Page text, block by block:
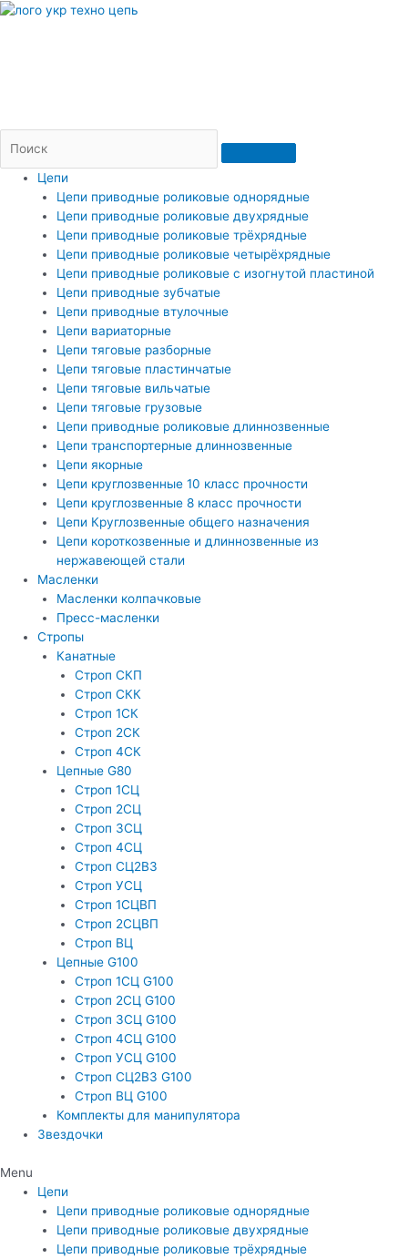
Перейти
Цепи
Цепи приводные роликовые однорядные
Цепи приводные роликовые двухрядные
Цепи приводные роликовые трёхрядные
Цепи приводные роликовые четырёхрядные
Цепи приводные роликовые с изогнутой пластиной
Цепи приводные зубчатые
Цепи приводные втулочные
Цепи вариаторные
Цепи тяговые разборные
Цепи тяговые пластинчатые
Цепи тяговые вильчатые
Цепи тяговые грузовые
Цепи приводные роликовые длиннозвенные
Цепи транспортерные длиннозвенные
Цепи якорные
Цепи круглозвенные 10 класс прочности
Цепи круглозвенные 8 класс прочности
Цепи Круглозвенные общего назначения
Цепи короткозвенные и длиннозвенные из
нержавеющей стали
Масленки
Масленки колпачковые
Пресс-масленки
Стропы
Канатные
Строп СКП
Строп СКК
Строп 1СК
Строп 2СК
Строп 4СК
Цепные G80
Строп 1СЦ
Строп 2СЦ
Строп 3СЦ
Строп 4СЦ
Строп СЦ2В3
Строп УСЦ
Строп 1СЦВП
Строп 2СЦВП
Строп ВЦ
Цепные G100
Строп 1СЦ G100
Строп 2СЦ G100
Строп 3СЦ G100
Строп 4СЦ G100
Строп УСЦ G100
Строп СЦ2ВЗ G100
Строп ВЦ G100
Комплекты для манипулятора
Звездочки
Menu
Цепи
Цепи приводные роликовые однорядные
Цепи приводные роликовые двухрядные
Цепи приводные роликовые трёхрядные